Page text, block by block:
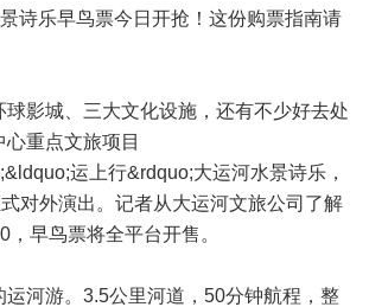
诗乐早鸟票今日开抢！这份购票指南请
球影城、三大文化设施，还有不少好去处
重点文旅项目
运上行&rdquo;大运河水景诗乐，
对外演出。记者从大运河文旅公司了解
早鸟票将全平台开售。
运河游。3.5公里河道，50分钟航程，整